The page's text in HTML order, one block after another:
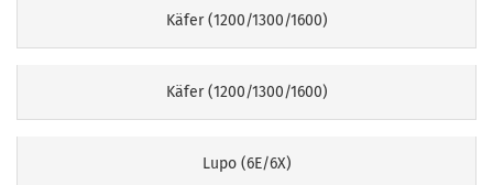
Käfer (1200/1300/1600)
Käfer (1200/1300/1600)
Lupo (6E/6X)